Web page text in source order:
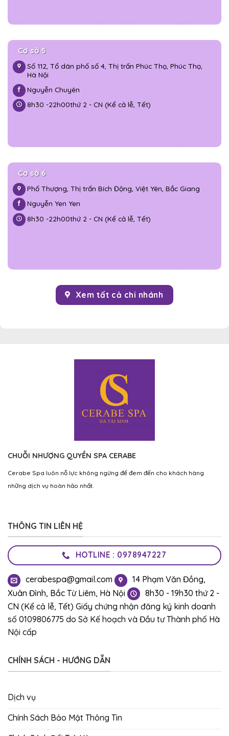
Cơ sở 5
Số 112, Tổ dân phố số 4, Thị trấn Phúc Thọ, Phúc Thọ,
Hà Nội
Nguyễn Chuyên
8h30 -22h00thứ 2 - CN (Kể cả lễ, Tết)
Cơ sở 6
Phố Thượng, Thị trấn Bích Động, Việt Yên, Bắc Giang
Nguyễn Yen Yen
8h30 -22h00thứ 2 - CN (Kể cả lễ, Tết)
Xem tất cả chi nhánh
CHUỖI NHƯỢNG QUYỀN SPA CERABE
Cerabe Spa luôn nỗ lực không ngừng để đem đến cho khách hàng
những dịch vụ hoàn hảo nhất.
THÔNG TIN LIÊN HỆ
HOTLINE : 0978947227
cerabespa@gmail.com
14 Phạm Văn Đồng,
Xuân Đỉnh, Bắc Từ Liêm, Hà Nội
8h30 - 19h30 thứ 2 -
CN (Kể cả lễ, Tết) Giấy chứng nhận đăng ký kinh doanh
số 0109806775 do Sở Kế hoạch và Đầu tư Thành phố Hà
Nội cấp
CHÍNH SÁCH - HƯỚNG DẪN
Dịch vụ
Chính Sách Bảo Mật Thông Tin